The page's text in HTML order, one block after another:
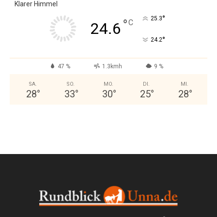
Klarer Himmel
24.6 °C 25.3°
24.2°
47 % 1.3kmh 9 %
SA.
28°
SO.
33°
MO.
30°
DI.
25°
MI.
28°